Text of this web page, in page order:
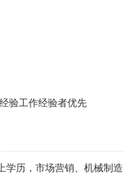
验工作经验者优先
学历，市场营销、机械制造